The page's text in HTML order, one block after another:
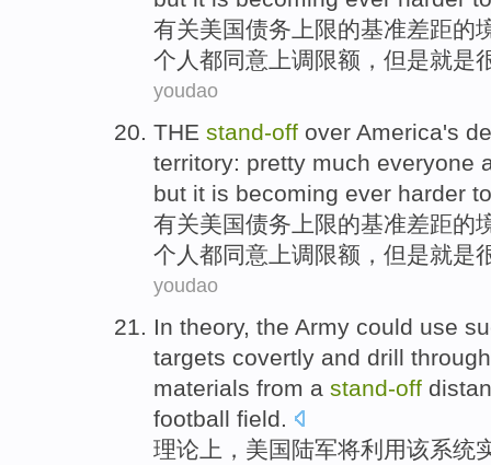
有关美国债务 上限的基准差距的
个人都同意 上调 限额 ， 但是就是
youdao
THE stand-off over America's
territory: pretty much everyone
but it is becoming ever harder to
有关美国债务 上限的基准差距的
个人都同意 上调 限额 ， 但是就是
youdao
In theory, the Army could use
targets covertly and drill through
materials from a stand-off
football field.
理论上 ， 美国 陆军将利用该系统